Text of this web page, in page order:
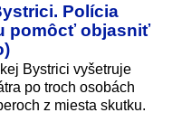
Polícia
pomôcť objasniť
Bystrici vyšetruje
po troch osobách
z miesta skutku.